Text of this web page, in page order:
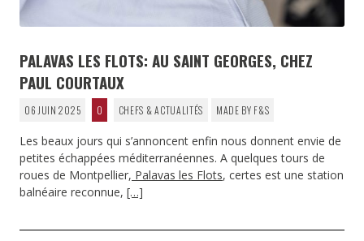
PALAVAS LES FLOTS: AU SAINT GEORGES, CHEZ
PAUL COURTAUX
06 JUIN 2025 0 CHEFS & ACTUALITÉS MADE BY F&S
Les beaux jours qui s’annoncent enfin nous donnent envie de
petites échappées méditerranéennes. A quelques tours de
roues de Montpellier, Palavas les Flots, certes est une station
balnéaire reconnue, […]